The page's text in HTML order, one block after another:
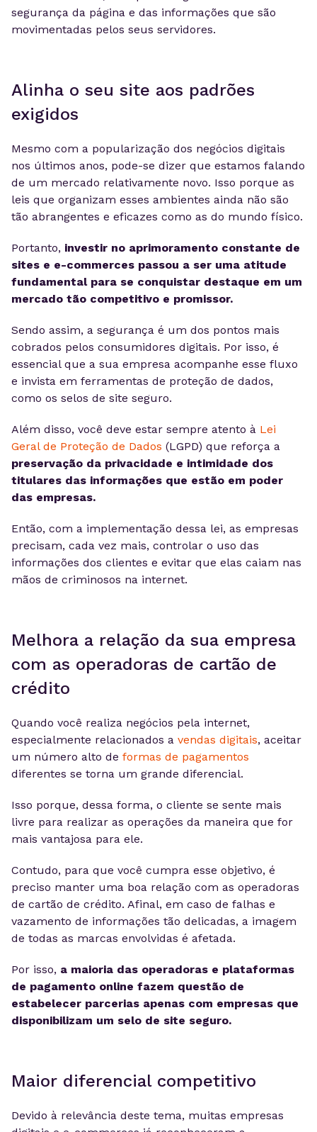
segurança da página e das informações que são
movimentadas pelos seus servidores.
Alinha o seu site aos padrões
exigidos
Mesmo com a popularização dos negócios digitais
nos últimos anos, pode-se dizer que estamos falando
de um mercado relativamente novo. Isso porque as
leis que organizam esses ambientes ainda não são
tão abrangentes e eficazes como as do mundo físico.
Portanto, investir no aprimoramento constante de
sites e e-commerces passou a ser uma atitude
fundamental para se conquistar destaque em um
mercado tão competitivo e promissor.
Sendo assim, a segurança é um dos pontos mais
cobrados pelos consumidores digitais. Por isso, é
essencial que a sua empresa acompanhe esse fluxo
e invista em ferramentas de proteção de dados,
como os selos de site seguro.
Além disso, você deve estar sempre atento à Lei
Geral de Proteção de Dados (LGPD) que reforça a
preservação da privacidade e intimidade dos
titulares das informações que estão em poder
das empresas.
Então, com a implementação dessa lei, as empresas
precisam, cada vez mais, controlar o uso das
informações dos clientes e evitar que elas caiam nas
mãos de criminosos na internet.
Melhora a relação da sua empresa
com as operadoras de cartão de
crédito
Quando você realiza negócios pela internet,
especialmente relacionados a vendas digitais, aceitar
um número alto de formas de pagamentos
diferentes se torna um grande diferencial.
Isso porque, dessa forma, o cliente se sente mais
livre para realizar as operações da maneira que for
mais vantajosa para ele.
Contudo, para que você cumpra esse objetivo, é
preciso manter uma boa relação com as operadoras
de cartão de crédito. Afinal, em caso de falhas e
vazamento de informações tão delicadas, a imagem
de todas as marcas envolvidas é afetada.
Por isso, a maioria das operadoras e plataformas
de pagamento online fazem questão de
estabelecer parcerias apenas com empresas que
disponibilizam um selo de site seguro.
Maior diferencial competitivo
Devido à relevância deste tema, muitas empresas